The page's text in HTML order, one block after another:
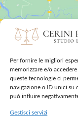
Per fornire le migliori
memorizzare e/o
queste tecnologie ci
navigazione o ID unici su
può influire
Gestisci servizi
Fai clic